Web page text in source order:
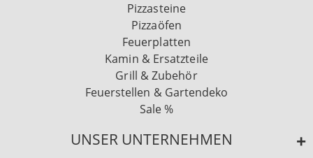
Pizzasteine
Pizzaöfen
Feuerplatten
Kamin & Ersatzteile
Grill & Zubehör
Feuerstellen & Gartendeko
Sale %
UNSER UNTERNEHMEN